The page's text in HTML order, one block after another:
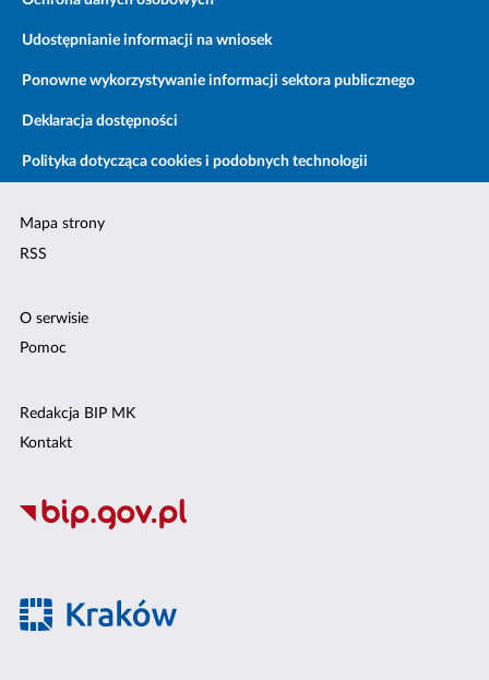
Udostępnianie informacji na wniosek
Ponowne wykorzystywanie informacji sektora publicznego
Deklaracja dostępności
Polityka dotycząca cookies i podobnych technologii
Mapa strony
RSS
O serwisie
Pomoc
Redakcja BIP MK
Kontakt